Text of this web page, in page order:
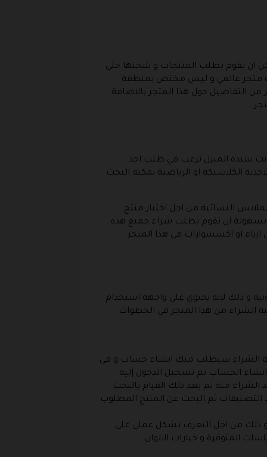
ان تقوم بطلب المنتجات و شحنها حتى
متجر عالمي و ليس مختص بمنطقة
التفاصيل حول هذا المتجر بالاضافة
.
كانت سيدة المنزل ترغب في طلب احد
الكلاسيكة او الرياضية يمكنه البحث
النسائية من اجل اختيار منتج
بسهولة ان تقوم بطلب شراء جميع هذه
او اكسسوارات فى هذا المتجر
و ذلك لانه يحتوي على واجهة استخدام
الشراء من هذا المتجر في الخطوات
الشراء سيطلب منك انشاء حساب و في
الحساب ثم تسجيل الدخول إليه .
الشراء منه ثم بعد ذلك القيام بالبحث
التصنيفات ثم البحث عن المنتج المطلوب
و ذلك من اجل التعرف بشكل عملي على
المتوفرة و خيارات الالوان .